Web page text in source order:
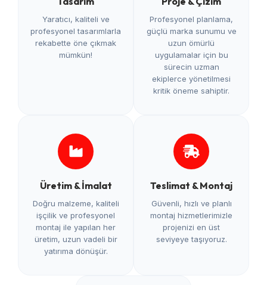
Yaratıcı, kaliteli ve
profesyonel tasarımlarla
rekabette öne çıkmak
mümkün!
Profesyonel planlama,
güçlü marka sunumu ve
uzun ömürlü
uygulamalar için bu
sürecin uzman
ekiplerce yönetilmesi
kritik öneme sahiptir.
Üretim & İmalat
Doğru malzeme, kaliteli
işçilik ve profesyonel
montaj ile yapılan her
üretim, uzun vadeli bir
yatırıma dönüşür.
Teslimat & Montaj
Güvenli, hızlı ve planlı
montaj hizmetlerimizle
projenizi en üst
seviyeye taşıyoruz.